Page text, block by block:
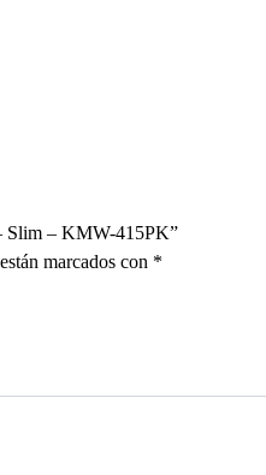
Slim – KMW-415PK”
marcados con *